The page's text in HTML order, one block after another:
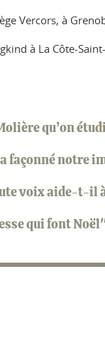
Vercors, à
à La Côte-
qu’on
façonné notre
voix aide-t-il
qui font